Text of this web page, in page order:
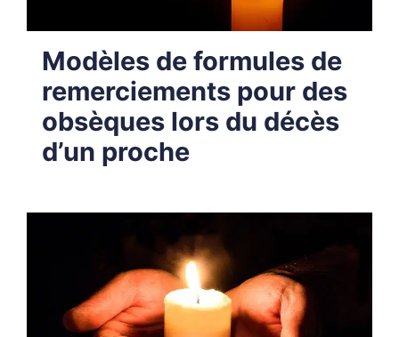
Modèles de formules de
remerciements pour des
obsèques lors du décès
d’un proche